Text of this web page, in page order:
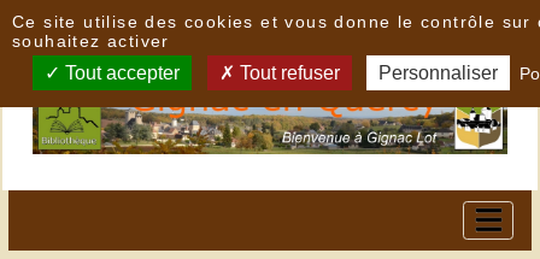
Ce site utilise des cookies et vous donne le contrôle sur
souhaitez activer
Tout accepter Tout refuser Personnaliser